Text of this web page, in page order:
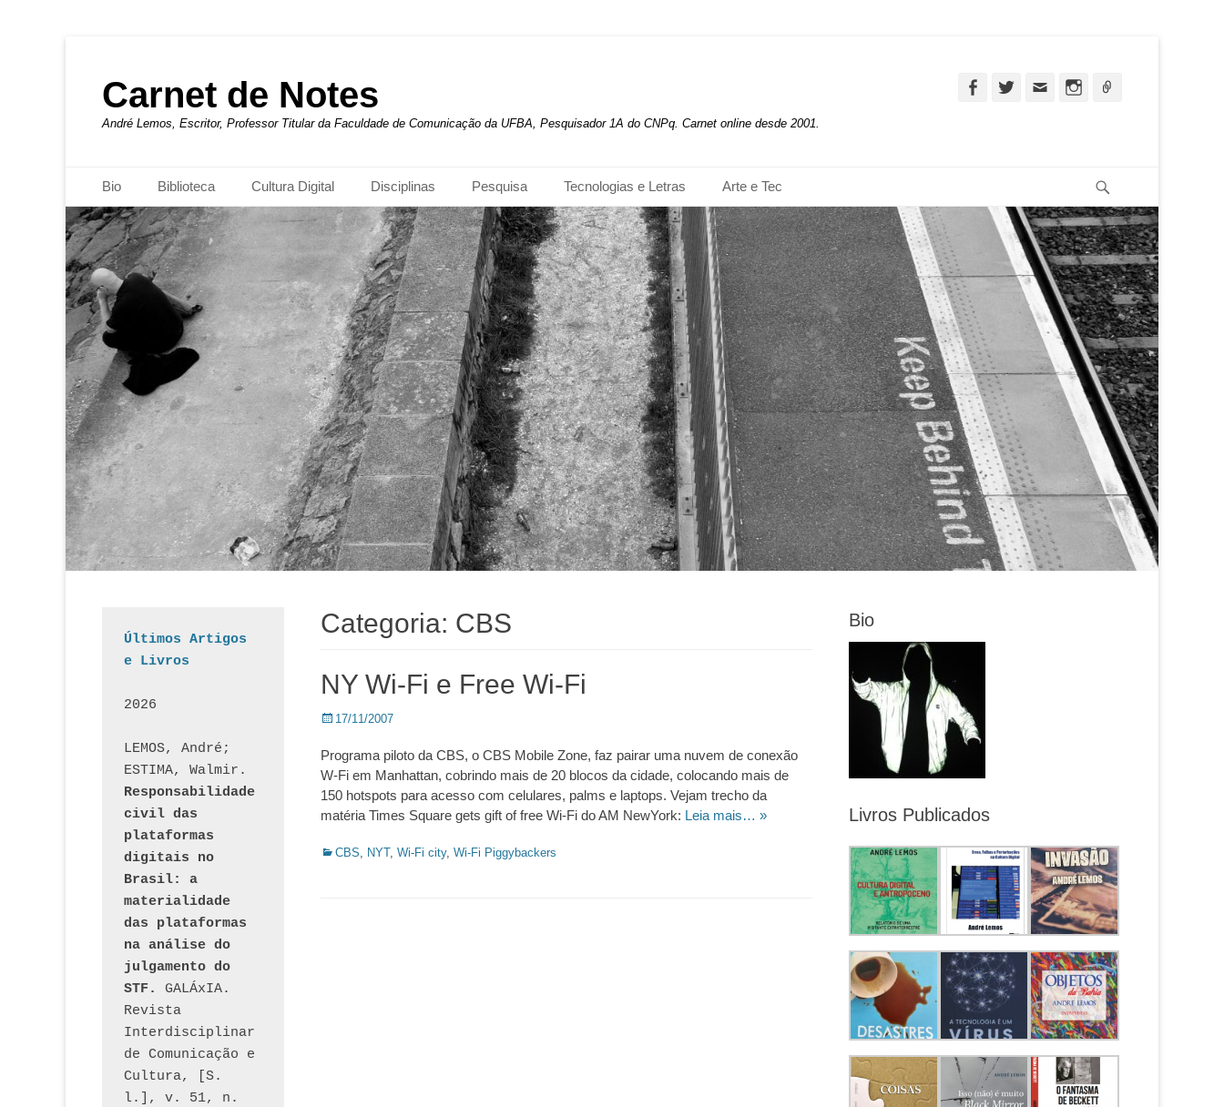
Carnet de Notes
André Lemos, Escritor, Professor Titular da Faculdade de Comunicação da UFBA, Pesquisador 1A do CNPq. Carnet online desde 2001.
FacebookTwitterEmail Instagram
Menu principal
para
o
conteúdo
Bio Biblioteca Cultura Digital Disciplinas Pesquisa Tecnologias e Letras Arte e Tec
Categoria: CBS
NY Wi-Fi e Free Wi-Fi
Posted
17/11/2007
Programa piloto da CBS, o CBS Mobile Zone, faz pairar uma nuvem de conexão
W-Fi em Manhattan, cobrindo mais de 20 blocos da cidade, colocando mais de
150 hotspots para acesso com celulares, palms e laptops. Vejam trecho da
matéria Times Square gets gift of free Wi-Fi do AM NewYork: Leia mais… »
Categorias:
CBS, NYT, Wi-Fi city, Wi-Fi Piggybackers
Bio
Livros Publicados
Últimos Artigos
e Livros
2026
LEMOS, André;
Responsabilidade
civil das
plataformas
digitais no
Brasil: a
materialidade
das plataformas
na análise do
julgamento do
STF.
GALÁxIA.
Revista
Interdisciplinar
de Comunicação e
Cultura, [S.
l.], v. 51, n.